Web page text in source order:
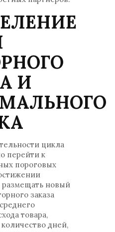
И
цикла
перейти к
пороговых
размещать новый
заказа
товара,
дней,